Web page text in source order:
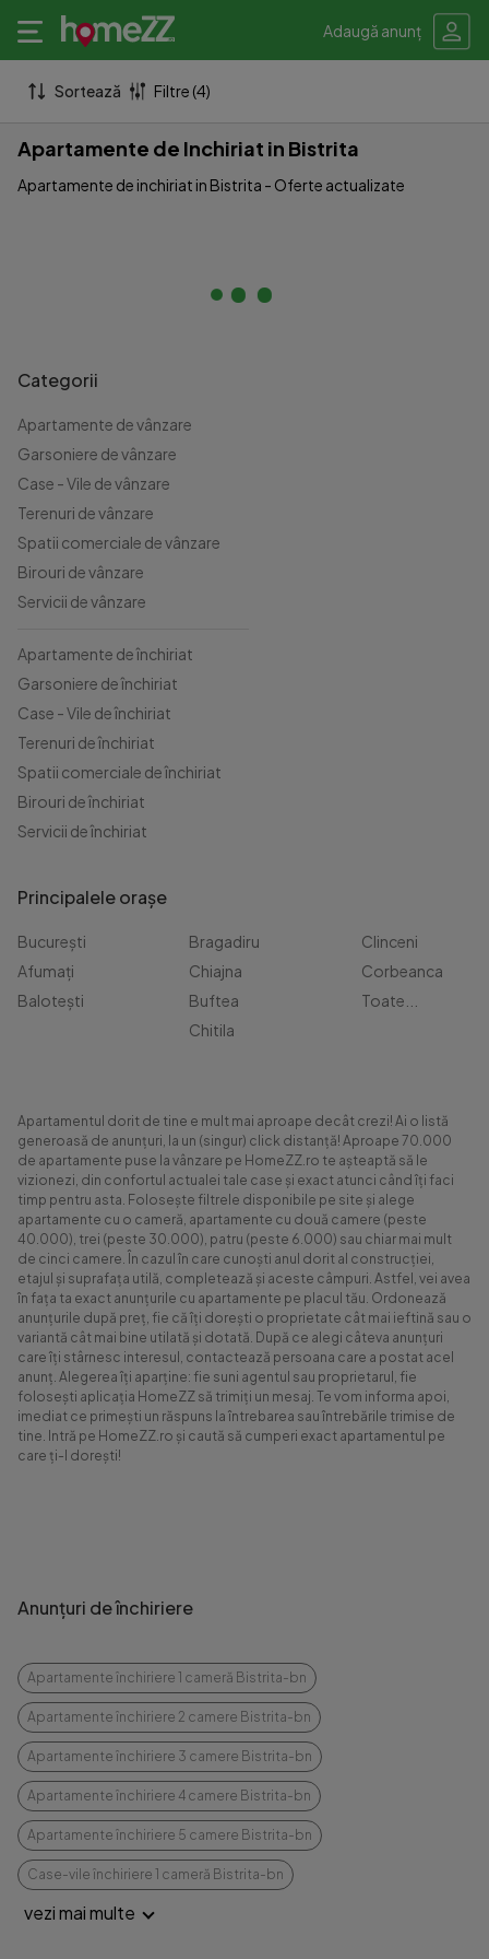
Adaugă anunț
Sortează Filtre (4)
Apartamente de Inchiriat in Bistrita
Apartamente de inchiriat in Bistrita - Oferte actualizate
Categorii
Apartamente de vânzare
Garsoniere de vânzare
Case - Vile de vânzare
Terenuri de vânzare
Spatii comerciale de vânzare
Birouri de vânzare
Servicii de vânzare
Apartamente de închiriat
Garsoniere de închiriat
Case - Vile de închiriat
Terenuri de închiriat
Spatii comerciale de închiriat
Birouri de închiriat
Servicii de închiriat
Principalele orașe
București
Afumați
Balotești
Bragadiru
Chiajna
Buftea
Chitila
Clinceni
Corbeanca
Toate...
Apartamentul dorit de tine e mult mai aproape decât crezi! Ai o listă
generoasă de anunțuri, la un (singur) click distanță! Aproape 70.000
de apartamente puse la vânzare pe HomeZZ.ro te așteaptă să le
vizionezi, din confortul actualei tale case și exact atunci când îți faci
timp pentru asta. Folosește filtrele disponibile pe site și alege
apartamente cu o cameră, apartamente cu două camere (peste
40.000), trei (peste 30.000), patru (peste 6.000) sau chiar mai mult
de cinci camere. În cazul în care cunoști anul dorit al construcției,
etajul și suprafața utilă, completează și aceste câmpuri. Astfel, vei avea
în fața ta exact anunțurile cu apartamente pe placul tău. Ordonează
anunțurile după preț, fie că îți dorești o proprietate cât mai ieftină sau o
variantă cât mai bine utilată și dotată. După ce alegi câteva anunțuri
care îți stârnesc interesul, contactează persoana care a postat acel
anunț. Alegerea îți aparține: fie suni agentul sau proprietarul, fie
folosești aplicația HomeZZ să trimiți un mesaj. Te vom informa apoi,
imediat ce primești un răspuns la întrebarea sau întrebările trimise de
tine. Intră pe HomeZZ.ro și caută să cumperi exact apartamentul pe
care ți-l dorești!
Anunțuri de închiriere
Apartamente închiriere 1 cameră Bistrita-bn
Apartamente închiriere 2 camere Bistrita-bn
Apartamente închiriere 3 camere Bistrita-bn
Apartamente închiriere 4 camere Bistrita-bn
Apartamente închiriere 5 camere Bistrita-bn
Case-vile închiriere 1 cameră Bistrita-bn
vezi mai multe